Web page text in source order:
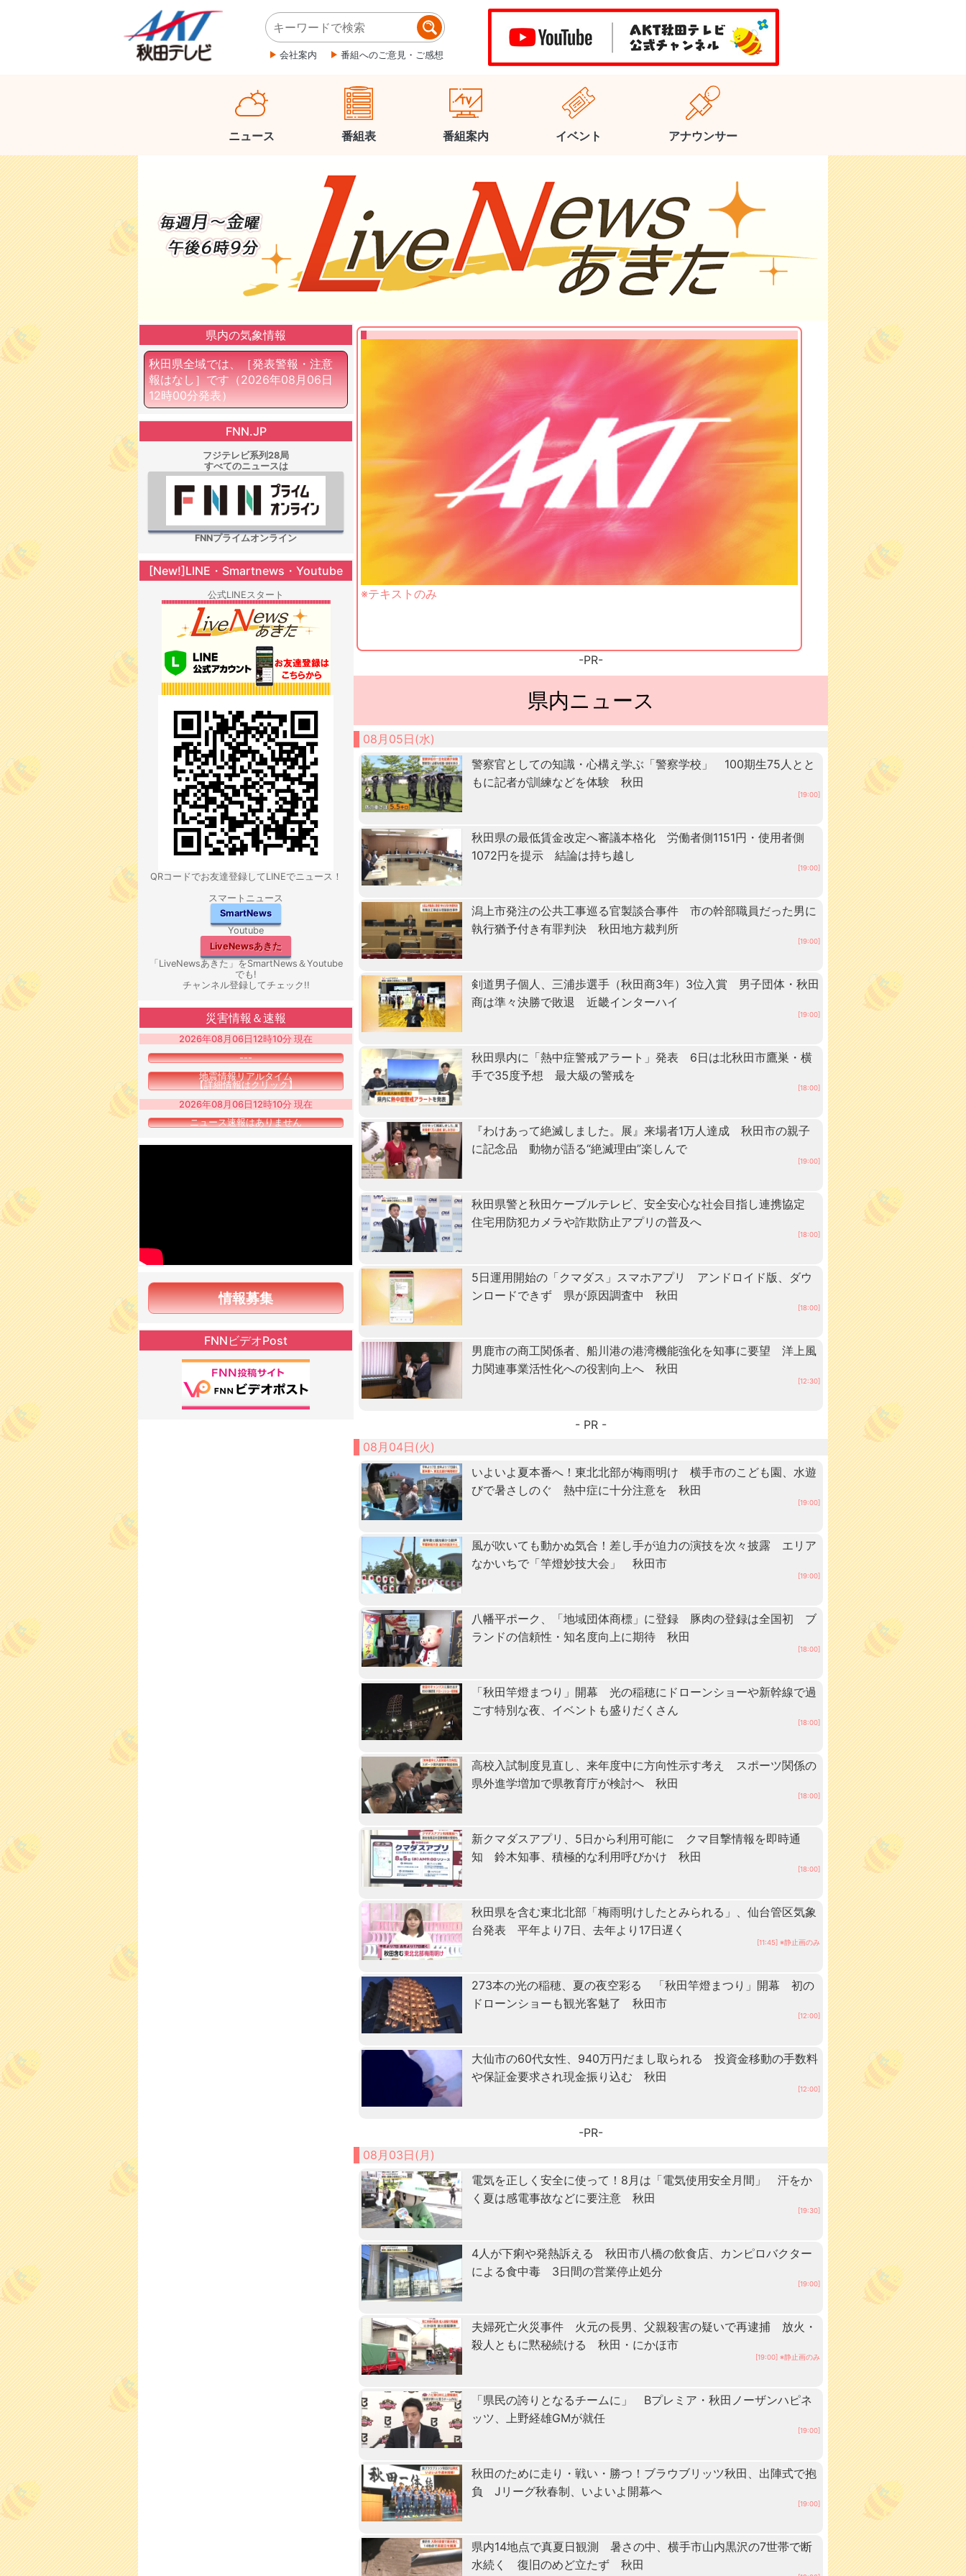
会社案内 番組へのご意見・ご感想
ニュース 番組表 番組案内 イベント アナウンサー
※テキストのみ
-PR-
県内ニュース
08月05日(水)
警察官としての知識・心構え学ぶ「警察学校」 100期生75人とと
もに記者が訓練などを体験 秋田
[19:00]
秋田県の最低賃金改定へ審議本格化 労働者側1151円・使用者側
1072円を提示 結論は持ち越し
[19:00]
潟上市発注の公共工事巡る官製談合事件 市の幹部職員だった男に
執行猶予付き有罪判決 秋田地方裁判所
[19:00]
剣道男子個人、三浦歩選手（秋田商3年）3位入賞 男子団体・秋田
商は準々決勝で敗退 近畿インターハイ
[19:00]
秋田県内に「熱中症警戒アラート」発表 6日は北秋田市鷹巣・横
手で35度予想 最大級の警戒を
[18:00]
『わけあって絶滅しました。展』来場者1万人達成 秋田市の親子
に記念品 動物が語る“絶滅理由”楽しんで
[19:00]
秋田県警と秋田ケーブルテレビ、安全安心な社会目指し連携協定
住宅用防犯カメラや詐欺防止アプリの普及へ
[18:00]
5日運用開始の「クマダス」スマホアプリ アンドロイド版、ダウ
ンロードできず 県が原因調査中 秋田
[18:00]
男鹿市の商工関係者、船川港の港湾機能強化を知事に要望 洋上風
力関連事業活性化への役割向上へ 秋田
[12:30]
- PR -
08月04日(火)
いよいよ夏本番へ！東北北部が梅雨明け 横手市のこども園、水遊
びで暑さしのぐ 熱中症に十分注意を 秋田
[19:00]
風が吹いても動かぬ気合！差し手が迫力の演技を次々披露 エリア
なかいちで「竿燈妙技大会」 秋田市
[19:00]
八幡平ポーク、「地域団体商標」に登録 豚肉の登録は全国初 ブ
ランドの信頼性・知名度向上に期待 秋田
[18:00]
「秋田竿燈まつり」開幕 光の稲穂にドローンショーや新幹線で過
ごす特別な夜、イベントも盛りだくさん
[18:00]
高校入試制度見直し、来年度中に方向性示す考え スポーツ関係の
県外進学増加で県教育庁が検討へ 秋田
[18:00]
新クマダスアプリ、5日から利用可能に クマ目撃情報を即時通
知 鈴木知事、積極的な利用呼びかけ 秋田
[18:00]
秋田県を含む東北北部「梅雨明けしたとみられる」、仙台管区気象
台発表 平年より7日、去年より17日遅く
[11:45] ※静止画のみ
273本の光の稲穂、夏の夜空彩る 「秋田竿燈まつり」開幕 初の
ドローンショーも観光客魅了 秋田市
[12:00]
大仙市の60代女性、940万円だまし取られる 投資金移動の手数料
や保証金要求され現金振り込む 秋田
[12:00]
-PR-
08月03日(月)
電気を正しく安全に使って！8月は「電気使用安全月間」 汗をか
く夏は感電事故などに要注意 秋田
[19:30]
4人が下痢や発熱訴える 秋田市八橋の飲食店、カンピロバクター
による食中毒 3日間の営業停止処分
[19:00]
夫婦死亡火災事件 火元の長男、父親殺害の疑いで再逮捕 放火・
殺人ともに黙秘続ける 秋田・にかほ市
[19:00] ※静止画のみ
「県民の誇りとなるチームに」 Bプレミア・秋田ノーザンハピネ
ッツ、上野経雄GMが就任
[19:00]
秋田のために走り・戦い・勝つ！ブラウブリッツ秋田、出陣式で抱
負 Jリーグ秋春制、いよいよ開幕へ
[19:00]
県内14地点で真夏日観測 暑さの中、横手市山内黒沢の7世帯で断
水続く 復旧のめど立たず 秋田
県内の気象情報
秋田県全域では、［発表警報・注意
報はなし］です （2026年08月06日
12時00分発表）
FNN.JP
フジテレビ系列28局
すべてのニュースは
FNNプライムオンライン
[New!]LINE・Smartnews・Youtube
公式LINEスタート
QRコードでお友達登録してLINEでニュース！
スマートニュース
SmartNews
Youtube
LiveNewsあきた
「LiveNewsあきた」をSmartNews＆Youtube
でも!
チャンネル登録してチェック!!
災害情報＆速報
2026年08月06日12時10分 現在
---
地震情報リアルタイム
【詳細情報はクリック】
2026年08月06日12時10分 現在
ニュース速報はありません
情報募集
FNNビデオPost